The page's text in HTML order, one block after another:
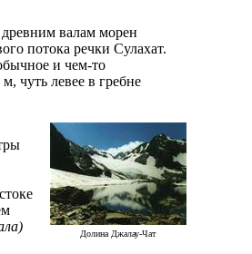
валам морен
потока речки Сулахат.
и чем-то
чуть левее в гребне
Долина Джалау-Чат